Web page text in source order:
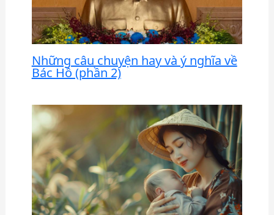
Những câu chuyện hay và ý nghĩa về
Bác Hồ (phần 2)